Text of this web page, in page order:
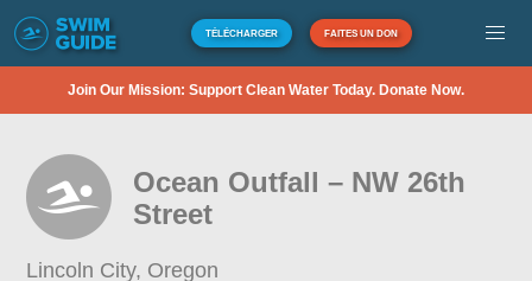
TÉLÉCHARGER FAITES UN DON
Join Our Mission: Support Clean Water Today. Donate Now.
Ocean Outfall – NW 26th
Street
Lincoln City, Oregon